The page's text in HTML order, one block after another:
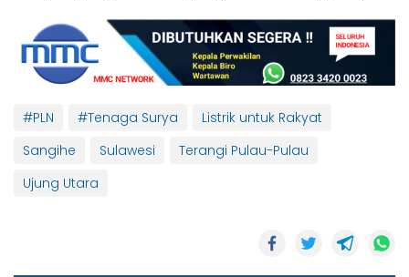
#PLN #Tenaga Surya
Listrik untuk Rakyat
Sangihe
Sulawesi
Terangi Pulau-Pulau
Ujung Utara